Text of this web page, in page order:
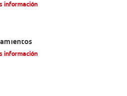
información
información